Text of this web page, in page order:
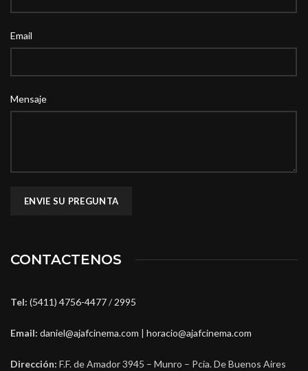
Email
Mensaje
CONTACTENOS
Tel: (5411) 4756-4477/2995
Email: daniel@ajafcinema.com | horacio@ajafcinema.com
Dirección: F.F. de Amador 3945 – Munro – Pcia. De Buenos Aires